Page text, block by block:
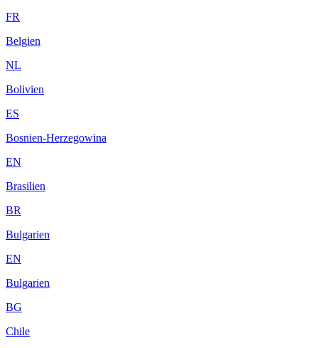
FR
Belgien
NL
Bolivien
ES
Bosnien-Herzegowina
EN
Brasilien
BR
Bulgarien
EN
Bulgarien
BG
Chile